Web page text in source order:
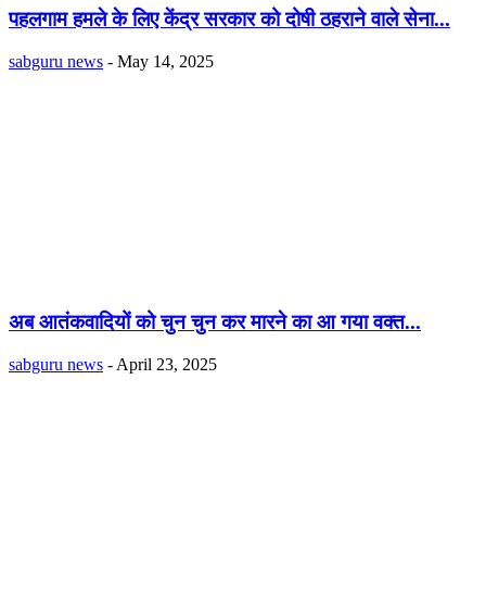
पहलगाम हमले के लिए केंद्र सरकार को दोषी ठहराने वाले सेना...
sabguru news - May 14, 2025
अब आतंकवादियों को चुन चुन कर मारने का आ गया वक्त...
sabguru news - April 23, 2025